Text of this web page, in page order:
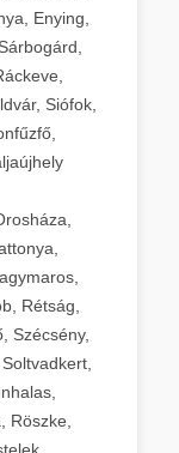
Enying,
Siófok,
Rétság,
Szécsény,
Röszke,